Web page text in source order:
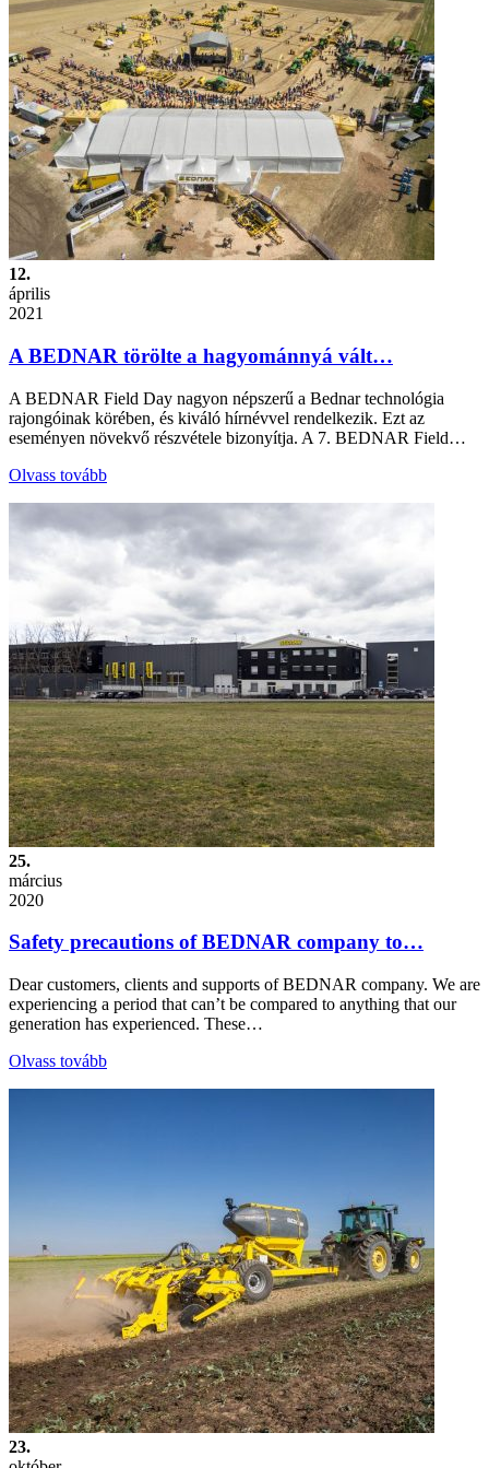
12.
április
2021
A BEDNAR törölte a hagyománnyá vált…
A BEDNAR Field Day nagyon népszerű a Bednar technológia
rajongóinak körében, és kiváló hírnévvel rendelkezik. Ezt az
eseményen növekvő részvétele bizonyítja. A 7. BEDNAR Field…
Olvass tovább
25.
március
2020
Safety precautions of BEDNAR company to…
Dear customers, clients and supports of BEDNAR company. We are
experiencing a period that can’t be compared to anything that our
generation has experienced. These…
Olvass tovább
23.